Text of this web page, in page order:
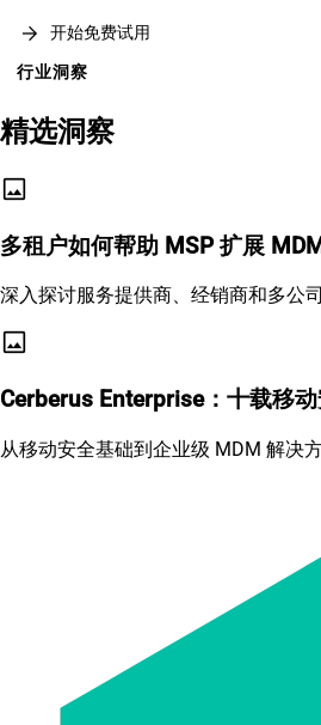
arrow_forward 开始免费试用
行业洞察
精选洞察
image
多租户如何帮助 MSP 扩展
深入探讨服务提供商、经销商和多公
image
Cerberus Enterprise：十载移
从移动安全基础到企业级 MDM 解决